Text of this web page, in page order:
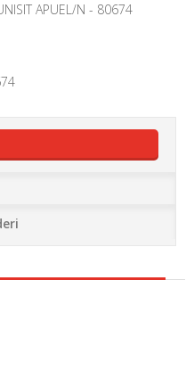
APUEL/N - 80674